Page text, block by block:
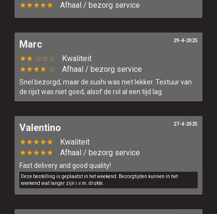
★★★★★
Afhaal / bezorg service
Marc
★★ ☆☆☆
Kwaliteit
★★★★ ☆
Afhaal / bezorg service
Snel bezorgd, maar de sushi was niet lekker. Textuur van
de rijst was niet goed, alsof de rol al een tijd lag.
29-4-2025
Valentino
★★★★★
Kwaliteit
★★★★★
Afhaal / bezorg service
Fast delivery and good quality!
Deze bestelling is geplaatst in het weekend. Bezorgtijden kunnen in het
weekend wat langer zijn i.v.m. drukte.
27-4-2025